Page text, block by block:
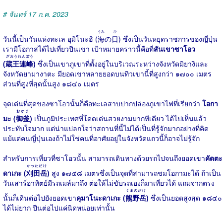
# จันทร์ 17 ก.ค. 2023
วันนี้เป็นวันแห่งทะเล อุมิโนะฮิ (海
うみ
の日
ひ
) ซึ่งเป็นวันหยุดราชการของญี่ปุ่น
เรามีโอกาสได้ไปเที่ยวปีนเขา เป้าหมายคราวนี้คือที่สันเขาซาโอว
(蔵王連峰
ざおうれんぽう
) ซึ่งเป็นเขาภูเขาที่ตั้งอยู่ในบริเวณระหว่างจังหวัดมิยางิและ
จังหวัดยามางาตะ มียอดเขาหลายยอดบนทิวเขานี้ที่สูงกว่า ๑๗๐๐ เมตร
ส่วนที่สูงที่สุดนั้นสูง ๑๘๔๐ เมตร
จุดเด่นที่สุดของซาโอวนั้นก็คือทะเลสาบปากปล่องภูเขาไฟที่เรียกว่า โอกา
มะ (御釜
おかま
) เป็นภูมิประเทศที่โดดเด่นสวยงามมากทีเดียว ได้ไปเห็นแล้ว
ประทับใจมาก แต่น่าแปลกใจว่าสถานที่นี้ไม่ได้เป็นที่รู้จักมากอย่างที่คิด
แม้แต่คนญี่ปุ่นเองถ้าไม่ใช่คนที่อาศัยอยู่ในจังหวัดแถวนี้ก็อาจไม่รู้จัก
สำหรับการเที่ยวที่ซาโอวนั้น สามารถเดินทางด้วยรถไปจนถึงยอดเขาคัตตะ
ดาเกะ (刈田岳
かっただけ
) สูง ๑๗๕๘ เมตรซึ่งเป็นจุดที่สามารถชมโอกามะได้ ถ้าเป็น
วันเสาร์อาทิตย์มีรถเมล์มาถึง ต่อให้ไม่ขับรถเองก็มาเที่ยวได้ แถมจากตรง
นั้นก็เดินต่อไปยังยอดเขาคุมาโนะดาเกะ (熊野岳
くまのだけ
) ซึ่งเป็นยอดสูงสุด ๑๘๔๐
ได้ไม่ยาก ปีนต่อไปแค่นิดหน่อยเท่านั้น